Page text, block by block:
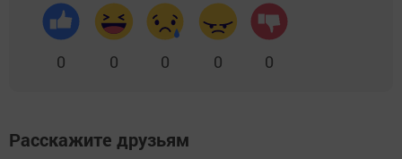
0 0 0 0 0
Расскажите друзьям